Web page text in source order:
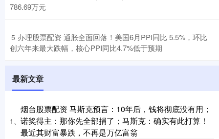
786.69万元
5 ​办理股票配资 通胀全面回落！美国6月PPI同比 5.5%，环比
创六年来最大跌幅，核心PPI同比4.7%低于预期
最新文章
1、
烟台股票配资 马斯克预言：10年后，钱将彻底没有用；
诺奖得主：那你先全部捐了；马斯克：确实有此打算！
最近其财富暴跌，不再是万亿富翁